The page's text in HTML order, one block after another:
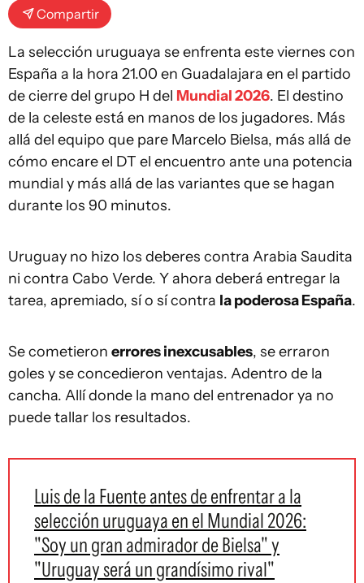
Compartir
La selección uruguaya se enfrenta este viernes con
España a la hora 21.00 en Guadalajara en el partido
de cierre del grupo H del Mundial 2026. El destino
de la celeste está en manos de los jugadores. Más
allá del equipo que pare Marcelo Bielsa, más allá de
cómo encare el DT el encuentro ante una potencia
mundial y más allá de las variantes que se hagan
durante los 90 minutos.
Uruguay no hizo los deberes contra Arabia Saudita
ni contra Cabo Verde. Y ahora deberá entregar la
tarea, apremiado, sí o sí contra la poderosa España.
Se cometieron errores inexcusables, se erraron
goles y se concedieron ventajas. Adentro de la
cancha. Allí donde la mano del entrenador ya no
puede tallar los resultados.
Luis de la Fuente antes de enfrentar a la
selección uruguaya en el Mundial 2026:
"Soy un gran admirador de Bielsa" y
"Uruguay será un grandísimo rival"